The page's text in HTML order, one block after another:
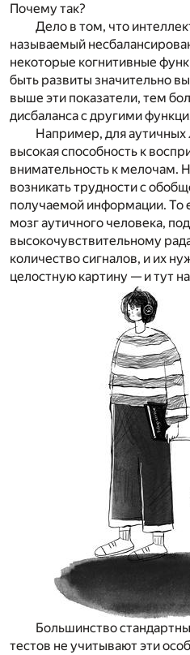
Почему так?
Дело в том, что
называемый
некоторые когнитивные
быть развиты значительно
выше эти показатели, тем
дисбаланса с другими
Например, для
высокая способность к
внимательность к мелочам.
возникать трудности с
получаемой информации. То
мозг аутичного человека,
высокочувствительному
количество сигналов, и их
целостную картину — и тут
Большинство
тестов не учитывают эти